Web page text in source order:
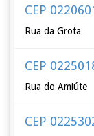
CEP
Rua da Grota
CEP
Rua do Amiúte
CEP